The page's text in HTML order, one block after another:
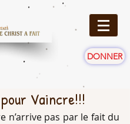
DONNER
Vaincre!!!
n’arrive pas par le fait du